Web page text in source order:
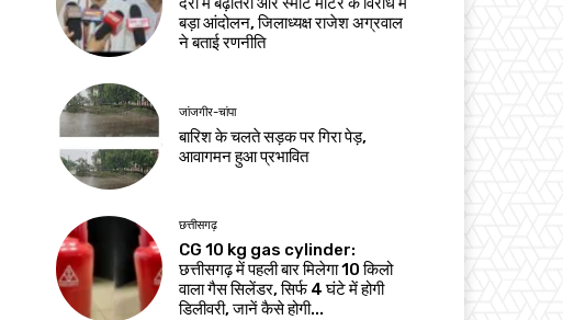
बड़ा आंदोलन, जिलाध्यक्ष राजेश अग्रवाल
ने बताई रणनीति
जांजगीर-चांपा
बारिश के चलते सड़क पर गिरा पेड़,
आवागमन हुआ प्रभावित
छत्तीसगढ़
CG 10 kg gas cylinder:
छत्तीसगढ़ में पहली बार मिलेगा 10 किलो
वाला गैस सिलेंडर, सिर्फ 4 घंटे में होगी
डिलीवरी, जानें कैसे होगी...